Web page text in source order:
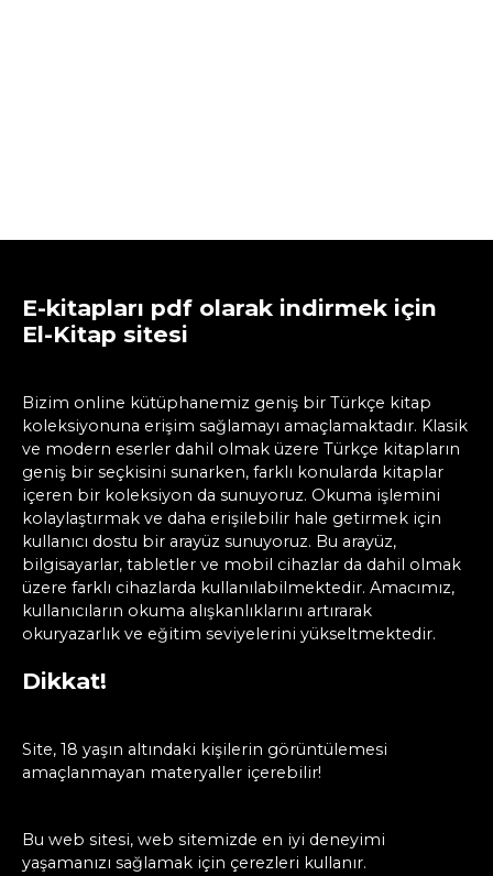
E-kitapları pdf olarak indirmek için
El-Kitap sitesi
Bizim online kütüphanemiz geniş bir Türkçe kitap
koleksiyonuna erişim sağlamayı amaçlamaktadır. Klasik
ve modern eserler dahil olmak üzere Türkçe kitapların
geniş bir seçkisini sunarken, farklı konularda kitaplar
içeren bir koleksiyon da sunuyoruz. Okuma işlemini
kolaylaştırmak ve daha erişilebilir hale getirmek için
kullanıcı dostu bir arayüz sunuyoruz. Bu arayüz,
bilgisayarlar, tabletler ve mobil cihazlar da dahil olmak
üzere farklı cihazlarda kullanılabilmektedir. Amacımız,
kullanıcıların okuma alışkanlıklarını artırarak
okuryazarlık ve eğitim seviyelerini yükseltmektedir.
Dikkat!
Site, 18 yaşın altındaki kişilerin görüntülemesi
amaçlanmayan materyaller içerebilir!
Bu web sitesi, web sitemizde en iyi deneyimi
yaşamanızı sağlamak için çerezleri kullanır.